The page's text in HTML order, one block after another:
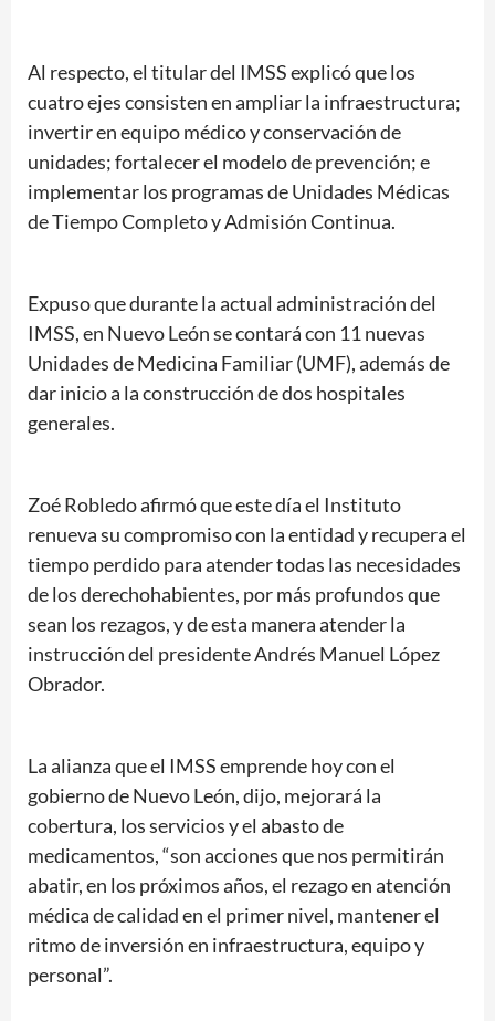
Al respecto, el titular del IMSS explicó que los
cuatro ejes consisten en ampliar la infraestructura;
invertir en equipo médico y conservación de
unidades; fortalecer el modelo de prevención; e
implementar los programas de Unidades Médicas
de Tiempo Completo y Admisión Continua.
Expuso que durante la actual administración del
IMSS, en Nuevo León se contará con 11 nuevas
Unidades de Medicina Familiar (UMF), además de
dar inicio a la construcción de dos hospitales
generales.
Zoé Robledo afirmó que este día el Instituto
renueva su compromiso con la entidad y recupera el
tiempo perdido para atender todas las necesidades
de los derechohabientes, por más profundos que
sean los rezagos, y de esta manera atender la
instrucción del presidente Andrés Manuel López
Obrador.
La alianza que el IMSS emprende hoy con el
gobierno de Nuevo León, dijo, mejorará la
cobertura, los servicios y el abasto de
medicamentos, “son acciones que nos permitirán
abatir, en los próximos años, el rezago en atención
médica de calidad en el primer nivel, mantener el
ritmo de inversión en infraestructura, equipo y
personal”.